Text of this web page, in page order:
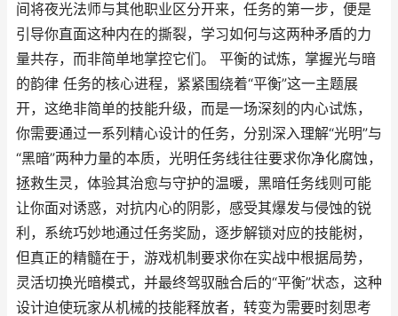
间将夜光法师与其他职业区分开来，任务的第一步，便是
引导你直面这种内在的撕裂，学习如何与这两种矛盾的力
量共存，而非简单地掌控它们。 平衡的试炼，掌握光与暗
的韵律 任务的核心进程，紧紧围绕着“平衡”这一主题展
开，这绝非简单的技能升级，而是一场深刻的内心试炼，
你需要通过一系列精心设计的任务，分别深入理解“光明”与
“黑暗”两种力量的本质，光明任务线往往要求你净化腐蚀，
拯救生灵，体验其治愈与守护的温暖，黑暗任务线则可能
让你面对诱惑，对抗内心的阴影，感受其爆发与侵蚀的锐
利，系统巧妙地通过任务奖励，逐步解锁对应的技能树，
但真正的精髓在于，游戏机制要求你在实战中根据局势，
灵活切换光暗模式，并最终驾驭融合后的“平衡”状态，这种
设计迫使玩家从机械的技能释放者，转变为需要时刻思考